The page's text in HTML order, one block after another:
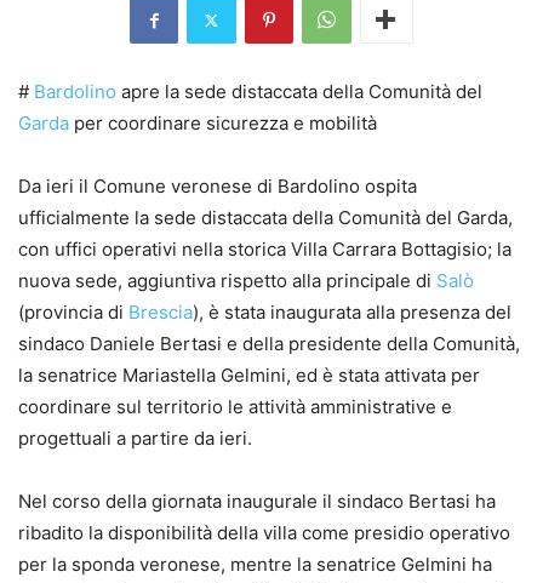
# Bardolino apre la sede distaccata della Comunità del
Garda per coordinare sicurezza e mobilità
Da ieri il Comune veronese di Bardolino ospita
ufficialmente la sede distaccata della Comunità del Garda,
con uffici operativi nella storica Villa Carrara Bottagisio; la
nuova sede, aggiuntiva rispetto alla principale di Salò
(provincia di Brescia), è stata inaugurata alla presenza del
sindaco Daniele Bertasi e della presidente della Comunità,
la senatrice Mariastella Gelmini, ed è stata attivata per
coordinare sul territorio le attività amministrative e
progettuali a partire da ieri.
Nel corso della giornata inaugurale il sindaco Bertasi ha
ribadito la disponibilità della villa come presidio operativo
per la sponda veronese, mentre la senatrice Gelmini ha